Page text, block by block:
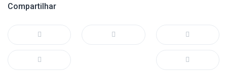
Compartilhar